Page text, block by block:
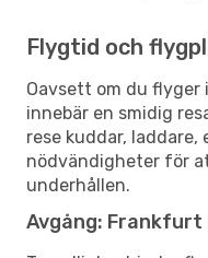
Flygtid och
Oavsett om du flyger
innebär en smidig
rese kuddar, laddare,
nödvändigheter för
underhållen.
Avgång: